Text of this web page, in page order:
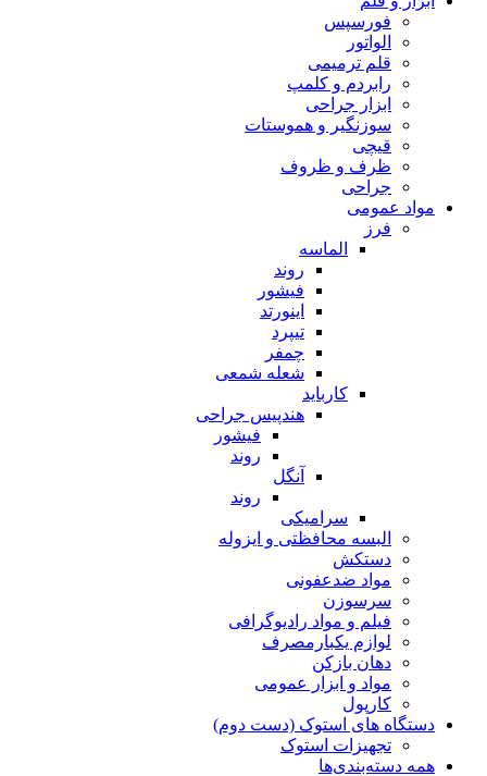
فورسپس
الواتور
قلم ترمیمی
رابردم و کلمپ
ابزار جراحی
سوزنگیر و هموستات
قیچی
ظرف و ظروف
جراحی
مواد عمومی
فرز
الماسه
روند
فیشور
اینورتد
تیپرد
چمفر
شعله شمعی
کارباید
هندپیس جراحی
فیشور
روند
آنگل
روند
سرامیکی
البسه محافظتی و ایزوله
دستکش
مواد ضدعفونی
سرسوزن
فیلم و مواد رادیوگرافی
لوازم یکبارمصرف
دهان بازکن
مواد و ابزار عمومی
کارپول
دستگاه های استوک (دست دوم)
تجهیزات استوک
همه دسته‌بندی‌ها